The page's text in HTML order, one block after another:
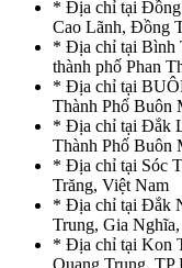
* Địa chỉ tại Đồng
Cao Lãnh, Đồng
* Địa chỉ tại Bình
thành phố Phan
* Địa chỉ tại
Thành Phố Buôn
* Địa chỉ tại Đắk
Thành Phố Buôn
* Địa chỉ tại Sóc
Trăng, Việt Nam
* Địa chỉ tại Đắk
Trung, Gia
* Địa chỉ tại Kon